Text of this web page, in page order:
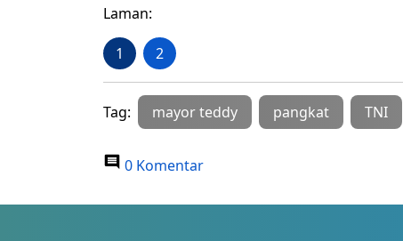
Laman:
1 2
Tag: mayor teddy pangkat TNI
0 Komentar